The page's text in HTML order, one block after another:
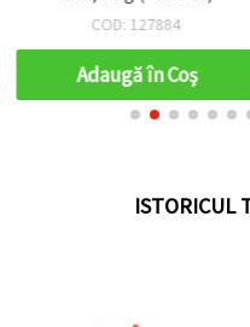
COD: 127884
Adaugă în Coş
ISTORICUL